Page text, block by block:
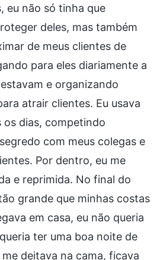
eu não só tinha que
deles, mas também
de meus clientes de
para eles diariamente a
e organizando
atrair clientes. Eu usava
dias, competindo
com meus colegas e
Por dentro, eu me
e reprimida. No final do
grande que minhas costas
em casa, eu não queria
ter uma boa noite de
deitava na cama, ficava